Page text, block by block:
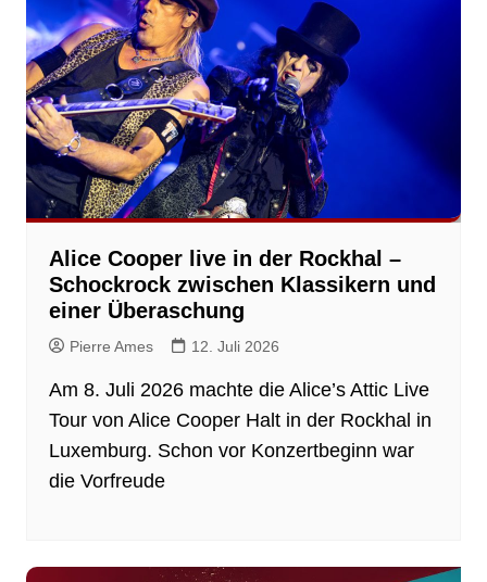
Alice Cooper live in der Rockhal –
Schockrock zwischen Klassikern und
einer Überaschung
Pierre Ames 12. Juli 2026
Am 8. Juli 2026 machte die Alice’s Attic Live
Tour von Alice Cooper Halt in der Rockhal in
Luxemburg. Schon vor Konzertbeginn war
die Vorfreude